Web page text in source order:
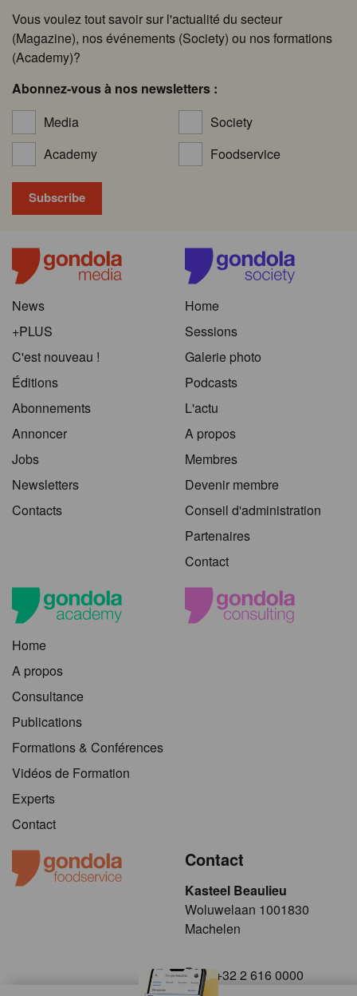
Vous voulez tout savoir sur l'actualité du secteur
(Magazine), nos événements (Society) ou nos formations
(Academy)?
Abonnez-vous à nos newsletters :
Media
Society
Academy
Foodservice
News
+PLUS
C'est nouveau !
Éditions
Abonnements
Annoncer
Jobs
Newsletters
Contacts
Home
Sessions
Galerie photo
Podcasts
L'actu
A propos
Membres
Devenir membre
Conseil d'administration
Partenaires
Contact
Home
A propos
Consultance
Publications
Formations & Conférences
Vidéos de Formation
Experts
Contact
Contact
Kasteel Beaulieu
​​​Woluwelaan 1001830
Machelen
+32 2 616 0000